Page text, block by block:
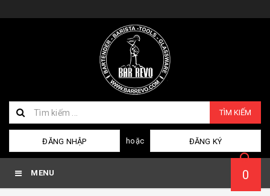
TÌM KIẾM
ĐĂNG NHẬP hoặc ĐĂNG KÝ
MENU 0